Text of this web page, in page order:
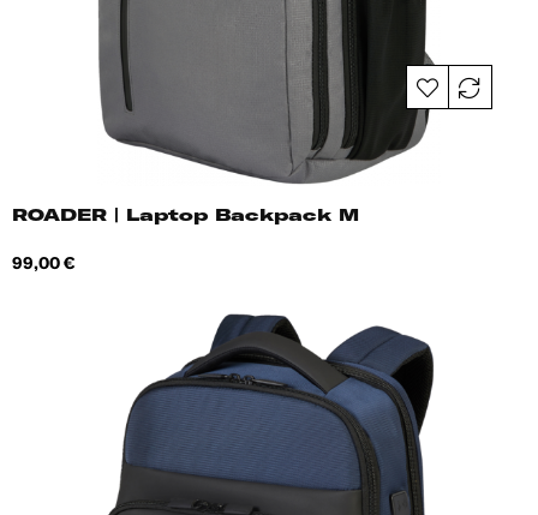
ROADER | Laptop Backpack M
Hind
99,00 €